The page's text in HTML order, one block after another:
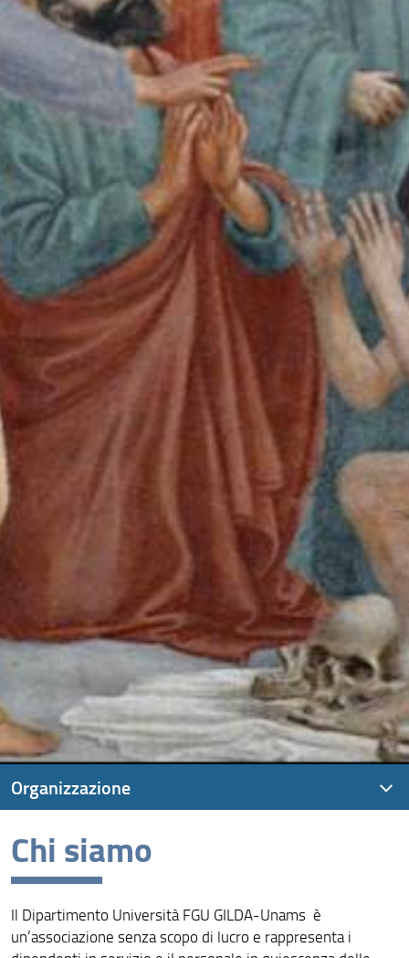
Chi siamo
Il Dipartimento Università FGU GILDA-Unams è
un’associazione senza scopo di lucro e rappresenta i
Organizzazione
Chi siamo
Storia della Federazione